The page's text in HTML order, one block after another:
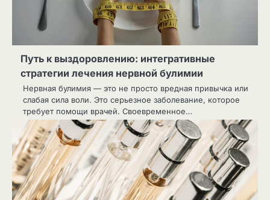
Путь к выздоровлению: интегративные
стратегии лечения нервной булимии
Нервная булимия — это не просто вредная привычка или
слабая сила воли. Это серьезное заболевание, которое
требует помощи врачей. Своевременное…